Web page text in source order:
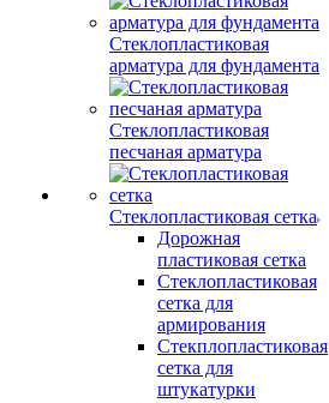
Стеклопластиковая
арматура для фундамента
Стеклопластиковая
песчаная арматура
Стеклопластиковая сетка
Дорожная
пластиковая сетка
Стеклопластиковая
сетка для
армирования
Стекплопластиковая
сетка для
штукатурки